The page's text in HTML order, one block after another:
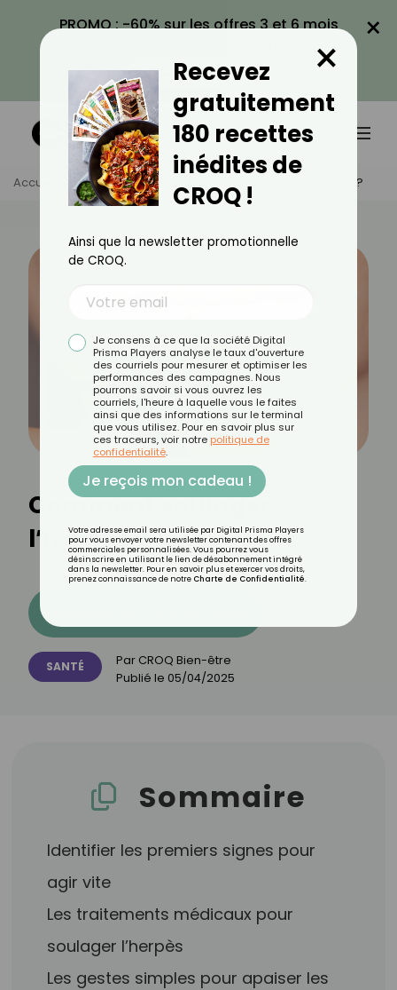
PROMO : -60% sur les offres 3 et 6 mois
VOIR LA PROMO
×
Accueil Actus Santé Comment Soulager L’herpès ?
Comment soulager
l’herpès ?
SANTÉ Par CROQ Bien-être
Publié le 05/04/2025
Sommaire
Identifier les premiers signes pour
agir vite
Les traitements médicaux pour
soulager l’herpès
Les gestes simples pour apaiser les
Recevez
gratuitement
180 recettes
inédites de
CROQ !
×
Ainsi que la newsletter promotionnelle
de CROQ.
Je consens à ce que la société Digital
Prisma Players analyse le taux d'ouverture
des courriels pour mesurer et optimiser les
performances des campagnes. Nous
pourrons savoir si vous ouvrez les
courriels, l'heure à laquelle vous le faites
ainsi que des informations sur le terminal
que vous utilisez. Pour en savoir plus sur
ces traceurs, voir notre politique de
confidentialité.
Je reçois mon cadeau !
Votre adresse email sera utilisée par Digital Prisma Players
pour vous envoyer votre newsletter contenant des offres
commerciales personnalisées. Vous pourrez vous
désinscrire en utilisant le lien de désabonnement intégré
dans la newsletter. Pour en savoir plus et exercer vos droits,
prenez connaissance de notre Charte de Confidentialité.